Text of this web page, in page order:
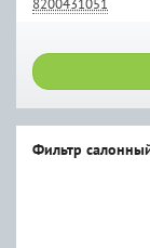
8200431051
Фильтр